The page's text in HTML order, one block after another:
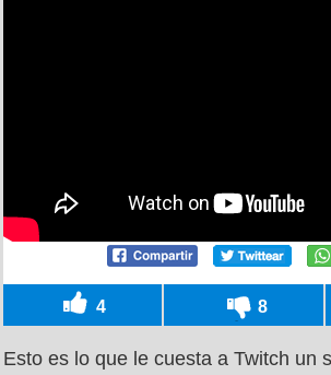
4 8
Esto es lo que le cuesta a Twitch un